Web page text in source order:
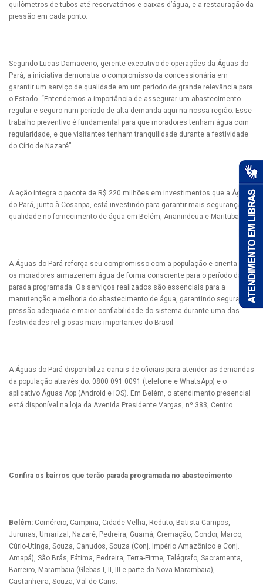
quilômetros de tubos até reservatórios e caixas-d’água, e a restauração da
pressão em cada ponto.
Segundo Lucas Damaceno, gerente executivo de operações da Águas do
Pará, a iniciativa demonstra o compromisso da concessionária em
garantir um serviço de qualidade em um período de grande relevância para
o Estado. “Entendemos a importância de assegurar um abastecimento
regular e seguro num período de alta demanda aqui na nossa região. Esse
trabalho preventivo é fundamental para que moradores tenham água com
regularidade, e que visitantes tenham tranquilidade durante a festividade
do Círio de Nazaré”.
A ação integra o pacote de R$ 220 milhões em investimentos que a Águas
do Pará, junto à Cosanpa, está investindo para garantir mais segurança e
qualidade no fornecimento de água em Belém, Ananindeua e Marituba.
A Águas do Pará reforça seu compromisso com a população e orienta que
os moradores armazenem água de forma consciente para o período da
parada programada. Os serviços realizados são essenciais para a
manutenção e melhoria do abastecimento de água, garantindo segurança,
pressão adequada e maior confiabilidade do sistema durante uma das
festividades religiosas mais importantes do Brasil.
A Águas do Pará disponibiliza canais de oficiais para atender as demandas
da população através do: 0800 091 0091 (telefone e WhatsApp) e o
aplicativo Águas App (Android e iOS). Em Belém, o atendimento presencial
está disponível na loja da Avenida Presidente Vargas, nº 383, Centro.
Confira os bairros que terão parada programada no abastecimento
Belém: Comércio, Campina, Cidade Velha, Reduto, Batista Campos,
Jurunas, Umarizal, Nazaré, Pedreira, Guamá, Cremação, Condor, Marco,
Cúrio-Utinga, Souza, Canudos, Souza (Conj. Império Amazônico e Conj.
Amapá), São Brás, Fátima, Pedreira, Terra-Firme, Telégrafo, Sacramenta,
Barreiro, Marambaia (Glebas I, II, III e parte da Nova Marambaia),
Castanheira, Souza, Val-de-Cans.